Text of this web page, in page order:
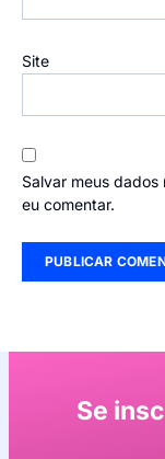
Site
Salvar meus
eu comentar.
Se